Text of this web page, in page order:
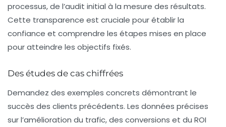
processus, de l’audit initial à la mesure des résultats.
Cette transparence est cruciale pour établir la
confiance et comprendre les étapes mises en place
pour atteindre les objectifs fixés.
Des études de cas chiffrées
Demandez des exemples concrets démontrant le
succès des clients précédents. Les données précises
sur l’amélioration du trafic, des conversions et du ROI